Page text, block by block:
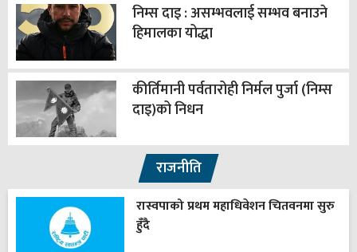
निम्स दाइ : असम्भवलाई सम्भव बनाउने
हिमालका योद्धा
कीर्तिमानी पर्वतारोही निर्मल पुर्जा (निम्स
दाइ)को निधन
राजनीति
रास्वपाको प्रथम महाधिवेशन चितवनमा सुरु
हुँदै